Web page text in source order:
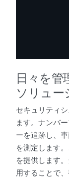
日々を管
ソリュー
セキュリティ
ます。ナンバ
ーを追跡し、
を測定します
を提供します
用することで